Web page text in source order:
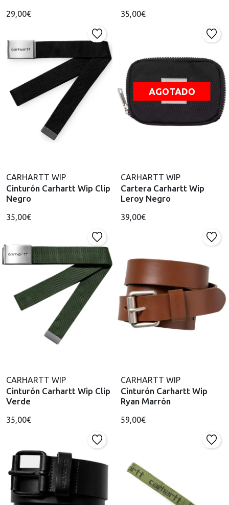
29,00€ 35,00€
CARHARTT WIP
Cinturón Carhartt Wip Clip
Negro
35,00€
AGOTADO
CARHARTT WIP
Cartera Carhartt Wip
Leroy Negro
39,00€
CARHARTT WIP
Cinturón Carhartt Wip Clip
Verde
35,00€
CARHARTT WIP
Cinturón Carhartt Wip
Ryan Marrón
59,00€